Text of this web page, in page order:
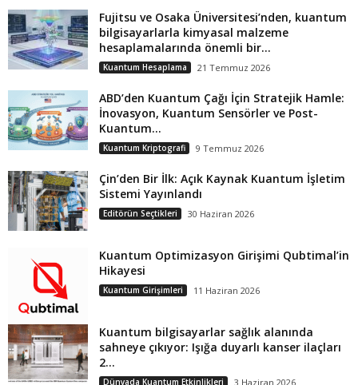
Fujitsu ve Osaka Üniversitesi’nden, kuantum
bilgisayarlarla kimyasal malzeme
hesaplamalarında önemli bir...
Kuantum Hesaplama 21 Temmuz 2026
ABD’den Kuantum Çağı İçin Stratejik Hamle:
İnovasyon, Kuantum Sensörler ve Post-
Kuantum...
Kuantum Kriptografi 9 Temmuz 2026
Çin’den Bir İlk: Açık Kaynak Kuantum İşletim
Sistemi Yayınlandı
Editörün Seçtikleri 30 Haziran 2026
Kuantum Optimizasyon Girişimi Qubtimal’in
Hikayesi
Kuantum Girişimleri 11 Haziran 2026
Kuantum bilgisayarlar sağlık alanında
sahneye çıkıyor: Işığa duyarlı kanser ilaçları
2...
Dünyada Kuantum Etkinlikleri 3 Haziran 2026